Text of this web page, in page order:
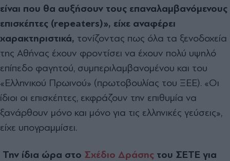
είναι που θα αυξήσουν τους επαναλαμβανόμενους
επισκέπτες (repeaters)», είχε αναφέρει
χαρακτηριστικά, τονίζοντας πως όλα τα ξενοδοχεία
της Αθήνας έχουν φροντίσει να έχουν πολύ υψηλό
επίπεδο φαγητού, συμπεριλαμβανομένου και του
«Ελληνικού Πρωινού» (πρωτοβουλίας του ΞΕΕ). «Οι
ίδιοι οι επισκέπτες, εκφράζουν την επιθυμία να
ξανάρθουν μόνο και μόνο για τις ελληνικές γεύσεις»,
είχε υπογραμμίσει.
Την ίδια ώρα στο Σχέδιο Δράσης του ΣΕΤΕ για